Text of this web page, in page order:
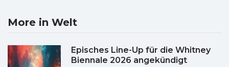
More in Welt
Episches Line-Up für die Whitney
Biennale 2026 angekündigt